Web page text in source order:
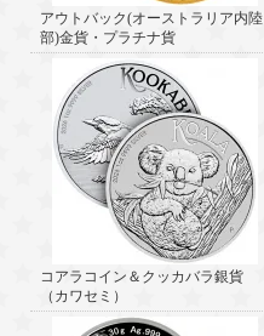
アウトバック(オーストラリア内陸
部)金貨・プラチナ貨
コアラコイン＆クッカバラ銀貨
（カワセミ）